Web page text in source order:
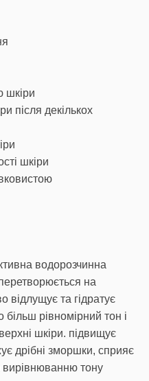
шкіри
після декількох
шкіри
водорозчинна
на
відлущує та гідратує
більш рівномірний тон і
шкіри. підвищує
дрібні зморшки, сприяє
вирівнюванню тону